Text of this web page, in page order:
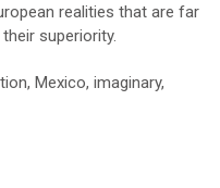
realities that are far
superiority.
Mexico, imaginary,